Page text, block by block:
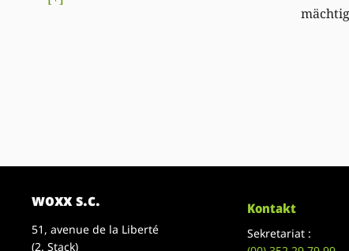
woxx s.c.
51, avenue de la Liberté
(2. Stack)
Kontakt
Sekretariat :